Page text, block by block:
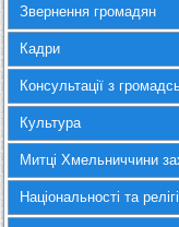
Звернення громадян
Кадри
Консультації з
Культура
Митці Хмельниччини
Національності та